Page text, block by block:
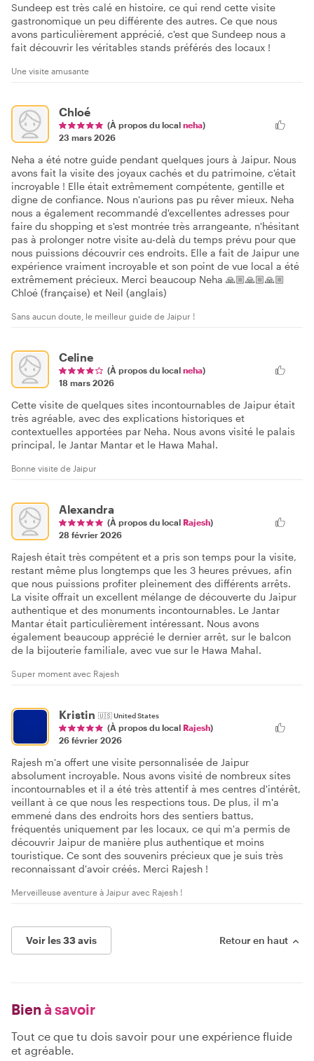
Sundeep est très calé en histoire, ce qui rend cette visite
gastronomique un peu différente des autres. Ce que nous
avons particulièrement apprécié, c'est que Sundeep nous a
fait découvrir les véritables stands préférés des locaux !
Une visite amusante
Chloé
(À propos du local neha)
23 mars 2026
Neha a été notre guide pendant quelques jours à Jaipur. Nous
avons fait la visite des joyaux cachés et du patrimoine, c'était
incroyable ! Elle était extrêmement compétente, gentille et
digne de confiance. Nous n'aurions pas pu rêver mieux. Neha
nous a également recommandé d'excellentes adresses pour
faire du shopping et s'est montrée très arrangeante, n'hésitant
pas à prolonger notre visite au-delà du temps prévu pour que
nous puissions découvrir ces endroits. Elle a fait de Jaipur une
expérience vraiment incroyable et son point de vue local a été
extrêmement précieux. Merci beaucoup Neha 🙏🏼🙏🏼🙏🏼
Chloé (française) et Neil (anglais)
Sans aucun doute, le meilleur guide de Jaipur !
Celine
(À propos du local neha)
18 mars 2026
Cette visite de quelques sites incontournables de Jaipur était
très agréable, avec des explications historiques et
contextuelles apportées par Neha. Nous avons visité le palais
principal, le Jantar Mantar et le Hawa Mahal.
Bonne visite de Jaipur
Alexandra
(À propos du local Rajesh)
28 février 2026
Rajesh était très compétent et a pris son temps pour la visite,
restant même plus longtemps que les 3 heures prévues, afin
que nous puissions profiter pleinement des différents arrêts.
La visite offrait un excellent mélange de découverte du Jaipur
authentique et des monuments incontournables. Le Jantar
Mantar était particulièrement intéressant. Nous avons
également beaucoup apprécié le dernier arrêt, sur le balcon
de la bijouterie familiale, avec vue sur le Hawa Mahal.
Super moment avec Rajesh
Kristin 🇺🇸United States
(À propos du local Rajesh)
26 février 2026
Rajesh m'a offert une visite personnalisée de Jaipur
absolument incroyable. Nous avons visité de nombreux sites
incontournables et il a été très attentif à mes centres d'intérêt,
veillant à ce que nous les respections tous. De plus, il m'a
emmené dans des endroits hors des sentiers battus,
fréquentés uniquement par les locaux, ce qui m'a permis de
découvrir Jaipur de manière plus authentique et moins
touristique. Ce sont des souvenirs précieux que je suis très
reconnaissant d'avoir créés. Merci Rajesh !
Merveilleuse aventure à Jaipur avec Rajesh !
Voir les 33 avis Retour en haut
Bien à savoir
Tout ce que tu dois savoir pour une expérience fluide
et agréable.